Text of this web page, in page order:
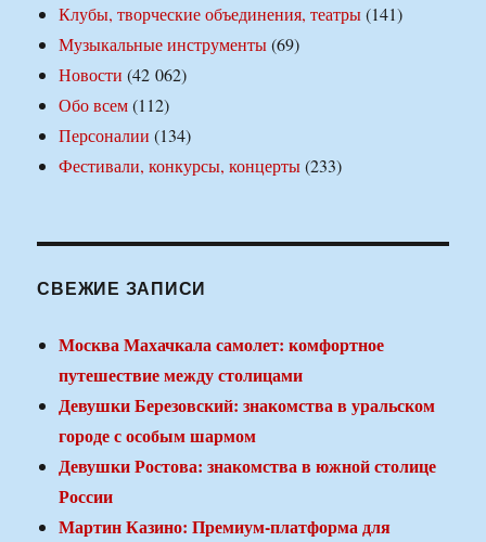
Клубы, творческие объединения, театры(141)
Музыкальные инструменты(69)
Новости (42 062)
Обо всем(112)
Персоналии (134)
Фестивали, конкурсы, концерты(233)
СВЕЖИЕ ЗАПИСИ
Москва Махачкала самолет: комфортное
путешествие между столицами
Девушки Березовский: знакомства в уральском
городе с особым шармом
Девушки Ростова: знакомства в южной столице
России
Мартин Казино: Премиум-платформа для